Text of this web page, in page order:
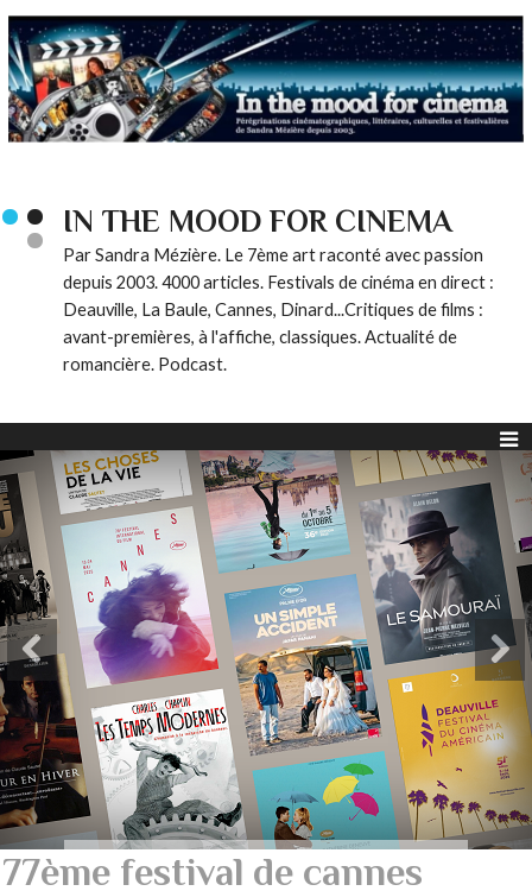
IN THE MOOD FOR CINEMA
Par Sandra Mézière. Le 7ème art raconté avec passion
depuis 2003. 4000 articles. Festivals de cinéma en direct :
Deauville, La Baule, Cannes, Dinard...Critiques de films :
avant-premières, à l'affiche, classiques. Actualité de
romancière. Podcast.
77ème festival de cannes